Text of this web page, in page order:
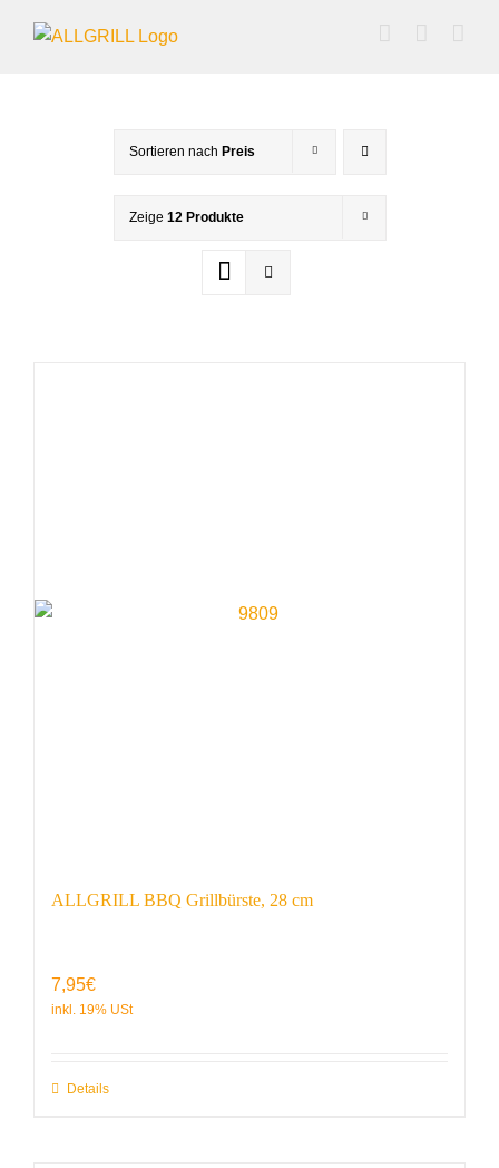
Inhalt
Sortieren nach Preis
Zeige 12 Produkte
ALLGRILL BBQ Grillbürste, 28 cm
7,95€
Details